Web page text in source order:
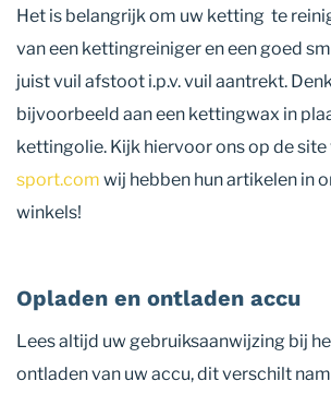
Het is belangrijk om uw ketting te
van een kettingreiniger en een goed
juist vuil afstoot i.p.v. vuil aantrekt.
bijvoorbeeld aan een kettingwax in
kettingolie. Kijk hiervoor ons op de site
sport.com wij hebben hun artikelen in
winkels!
Opladen en ontladen accu
Lees altijd uw gebruiksaanwijzing bij
ontladen van uw accu, dit verschilt